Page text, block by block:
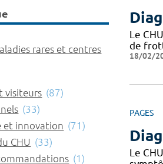
Le
de
18/02/
PAGES
Le
rares et centres
visiteurs (87)
(33)
et innovation (71)
CHU (33)
(1)